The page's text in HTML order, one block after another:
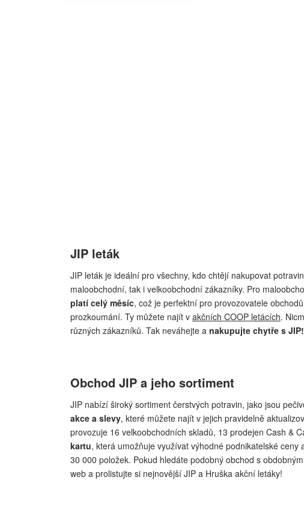
JIP leták
JIP leták je ideální pro všechny, kdo chtějí nakupovat
maloobchodní, tak i velkoobchodní zákazníky. Pro
platí celý měsíc, což je perfektní pro provozovatele
prozkoumání. Ty můžete najít v akčních COOP letácích.
různých zákazníků. Tak neváhejte a nakupujte chytře s JIP!
Obchod JIP a jeho sortiment
JIP nabízí široký sortiment čerstvých potravin, jako jsou
akce a slevy, které můžete najít v jejich pravidelně
provozuje 16 velkoobchodních skladů, 13 prodejen Cash &
kartu, která umožňuje využívat výhodné podnikatelské
30 000 položek. Pokud hledáte podobný obchod s
web a prolistujte si nejnovější JIP a Hruška akční letáky!